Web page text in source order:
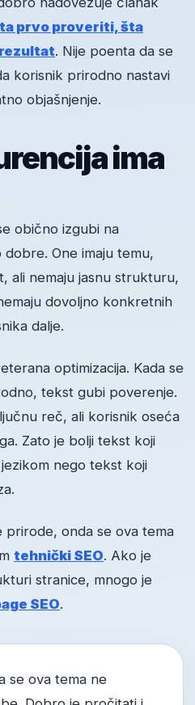
prvo proveriti, šta
. Nije poenta da se
korisnik prirodno nastavi
objašnjenje.
ima
obično izgubi na
One imaju temu,
ali nemaju jasnu strukturu,
dovoljno konkretnih
dalje.
optimizacija. Kada se
tekst gubi poverenje.
reč, ali korisnik oseća
Zato je bolji tekst koji
nego tekst koji
onda se ova tema
tehnički SEO. Ako je
stranice, mnogo je
SEO.
se ova tema ne